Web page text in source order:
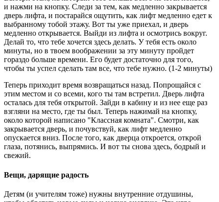
и нажми на кнопку. Следи за тем, как медленно закрывается
дверь лифта, и постарайся ощутить, как лифт медленно едет к
выбранному тобой этажу. Вот ты уже приехал, и дверь
медленно открывается. Выйди из лифта и осмотрись вокруг.
Делай то, что тебе хочется здесь делать. У тебя есть около
минуты, но в твоем воображении за эту минуту пройдет
гораздо больше времени. Его будет достаточно для того,
чтобы ты успел сделать там все, что тебе нужно. (1-2 минуты)
Теперь приходит время возвращаться назад. Попрощайся с
этим местом и со всеми, кого ты там встретил. Дверь лифта
осталась для тебя открытой. Зайди в кабину и из нее еще раз
взгляни на место, где ты был. Теперь нажимай на кнопку,
около которой написано "Классная комната". Смотри, как
закрывается дверь, и почувствуй, как лифт медленно
опускается вниз. После того, как дверца откроется, открой
глаза, потянись, выпрямись. И вот ты снова здесь, бодрый и
свежий.
Вещи, дарящие радость
Детям (и учителям тоже) нужны внутренние отдушины,